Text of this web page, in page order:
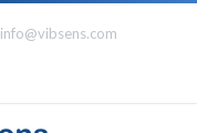
info@vibsens.com